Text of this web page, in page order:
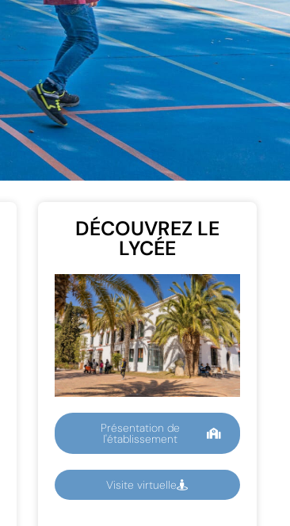
DÉCOUVREZ LE
LYCÉE
Présentation de
l'établissement
Visite virtuelle